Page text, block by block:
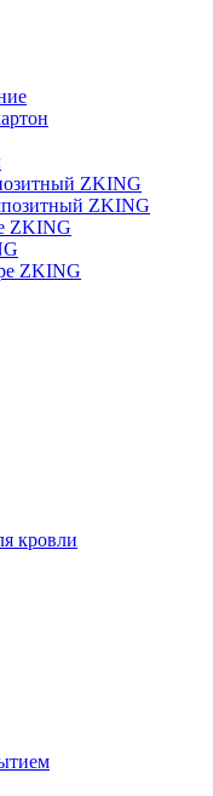
ZKING
ZKING
ZKING
ZKING
кровли